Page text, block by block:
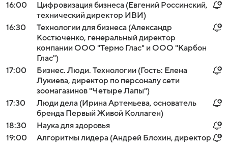
16:00
Цифровизация бизнеса (Евгений Россинский,
технический директор ИВИ)
16:30
Технологии для бизнеса (Александр
Костюченко, генеральный директор
компании ООО "Термо Глас" и ООО "Карбон
Глас")
17:00
Бизнес. Люди. Технологии (Гость: Елена
Лукиева, директор по персоналу сети
зоомагазинов "Четыре Лапы")
17:30
Люди дела (Ирина Артемьева, основатель
бренда Первый Живой Коллаген)
18:30
Наука для здоровья
19:00
Алгоритмы лидера (Андрей Блохин, директор